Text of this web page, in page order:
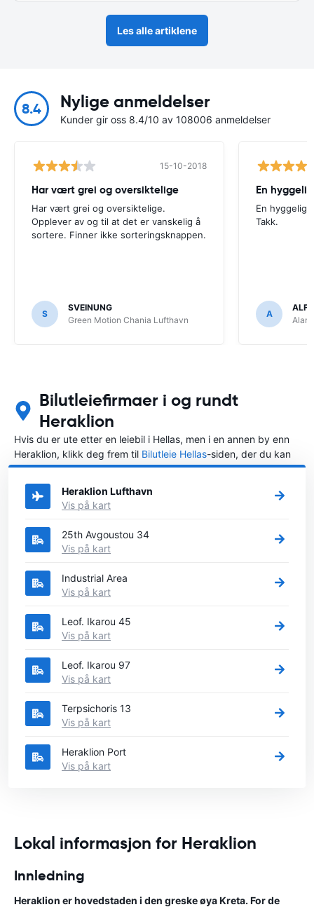
Les alle artiklene
8.4 Nylige anmeldelser
Kunder gir oss 8.4/10 av 108006 anmeldelser
15-10-2018
Har vært grei og oversiktelige
Har vært grei og oversiktelige.
Opplever av og til at det er vanskelig å
sortere. Finner ikke sorteringsknappen.
S
SVEINUNG
Green Motion Chania Lufthavn
En
En hyggelig
Takk.
A
ALF
Bilutleiefirmaer i og rundt
Heraklion
Hvis du er ute etter en leiebil i Hellas, men i en annen by enn
Heraklion, klikk deg frem til Bilutleie Hellas-siden, der du kan
velge byen i Hellas der du vil leie en bil.
Heraklion Lufthavn
Vis på kart
25th Avgoustou 34
Vis på kart
Industrial Area
Vis på kart
Leof. Ikarou 45
Vis på kart
Leof. Ikarou 97
Vis på kart
Terpsichoris 13
Vis på kart
Heraklion Port
Vis på kart
Lokal informasjon for Heraklion
Innledning
Heraklion er hovedstaden i den greske øya Kreta. For de